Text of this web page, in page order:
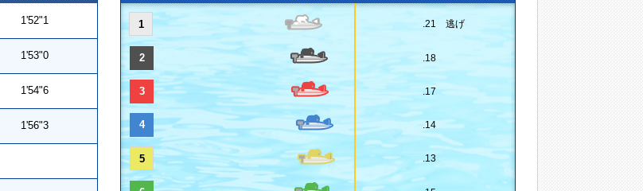
1'52"1
1'53"0
1'54"6
1'56"3
1 .21 逃げ
2 .18
3 .17
4 .14
5 .13